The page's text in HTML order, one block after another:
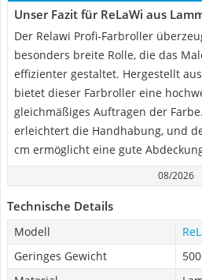
Unser Fazit für ReLaWi aus
Der Relawi Profi-Farbroller
besonders breite Rolle, die das
effizienter gestaltet. Hergestellt
bietet dieser Farbroller eine
gleichmäßiges Auftragen der
erleichtert die Handhabung, und
cm ermöglicht eine gute
08/2026
Technische Details
Modell
Geringes Gewicht